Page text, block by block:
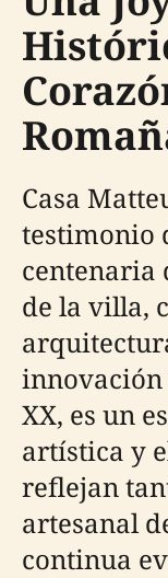
Casa
testimonio
centenaria
de la villa,
XX, es un
artística y
reflejan
artesanal
continua